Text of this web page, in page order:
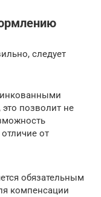
следует
позволит не
от
обязательным
компенсации